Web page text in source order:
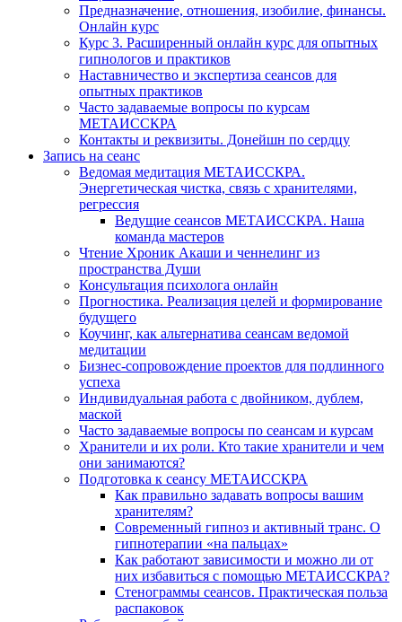
Предназначение, отношения, изобилие, финансы.
Онлайн курс
Курс 3. Расширенный онлайн курс для опытных
гипнологов и практиков
Наставничество и экспертиза сеансов для
опытных практиков
Часто задаваемые вопросы по курсам
МЕТАИССКРА
Контакты и реквизиты. Донейшн по сердцу
Запись на сеанс
Ведомая медитация МЕТАИССКРА.
Энергетическая чистка, связь с хранителями,
регрессия
Ведущие сеансов МЕТАИССКРА. Наша
команда мастеров
Чтение Хроник Акаши и ченнелинг из
пространства Души
Консультация психолога онлайн
Прогностика. Реализация целей и формирование
будущего
Коучинг, как альтернатива сеансам ведомой
медитации
Бизнес-сопровождение проектов для подлинного
успеха
Индивидуальная работа с двойником, дублем,
маской
Часто задаваемые вопросы по сеансам и курсам
Хранители и их роли. Кто такие хранители и чем
они занимаются?
Подготовка к сеансу МЕТАИССКРА
Как правильно задавать вопросы вашим
хранителям?
Современный гипноз и активный транс. О
гипнотерапии «на пальцах»
Как работают зависимости и можно ли от
них избавиться с помощью МЕТАИССКРА?
Стенограммы сеансов. Практическая польза
распаковок